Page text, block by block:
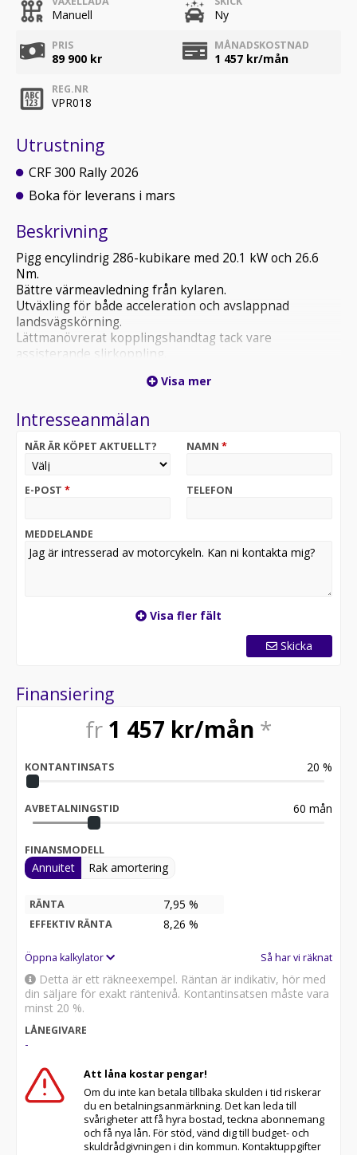
Manuell Ny
PRIS
89 900 kr
MÅNADSKOSTNAD
1 457 kr/mån
REG.NR
VPR018
Utrustning
CRF 300 Rally 2026
Boka för leverans i mars
Beskrivning
Pigg encylindrig 286-kubikare med 20.1 kW och 26.6
Nm.
Bättre värmeavledning från kylaren.
Utväxling för både acceleration och avslappnad
landsvägskörning.
Lättmanövrerat kopplingshandtag tack vare
assisterande slirkoppling.
Smidiga köregenskaper både på och utanför asfalten.
Lång fjädringsväg och nya dämpningsinställningar.
Visa mer
Intresseanmälan
NÄR ÄR KÖPET AKTUELLT? NAMN *
E-POST * TELEFON
MEDDELANDE
Visa fler fält
Skicka
Finansiering
fr 1 457 kr/mån *
KONTANTINSATS 20 %
AVBETALNINGSTID 60 mån
FINANSMODELL
Annuitet Rak amortering
RÄNTA 7,95 %
EFFEKTIV RÄNTA 8,26 %
Öppna kalkylator Så har vi räknat
Detta är ett räkneexempel. Räntan är indikativ, hör med
din säljare för exakt räntenivå. Kontantinsatsen måste vara
minst 20 %.
LÅNEGIVARE
-
Att låna kostar pengar!
Om du inte kan betala tillbaka skulden i tid riskerar
du en betalningsanmärkning. Det kan leda till
svårigheter att få hyra bostad, teckna abonnemang
och få nya lån. För stöd, vänd dig till budget- och
skuldrådgivningen i din kommun. Kontaktuppgifter